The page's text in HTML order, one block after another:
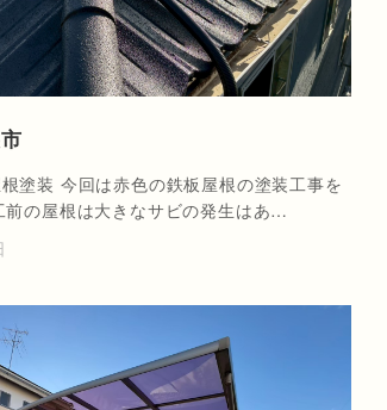
塗装 今回は赤色の鉄板屋根の塗装工事を
前の屋根は大きなサビの発生はあ…